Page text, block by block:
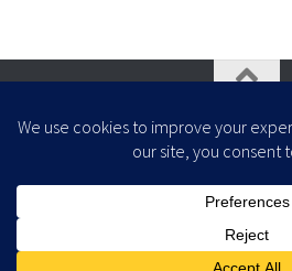
- Zaprojektowany z